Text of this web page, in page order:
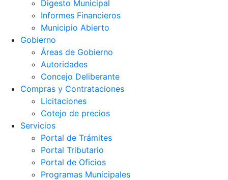
Digesto Municipal
Informes Financieros
Municipio Abierto
Gobierno
Áreas de Gobierno
Autoridades
Concejo Deliberante
Compras y Contrataciones
Licitaciones
Cotejo de precios
Servicios
Portal de Trámites
Portal Tributario
Portal de Oficios
Programas Municipales